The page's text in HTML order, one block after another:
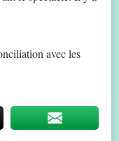
avec les